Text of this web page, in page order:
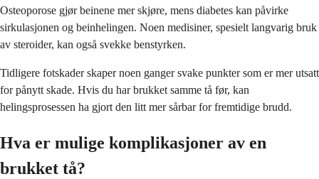
Osteoporose gjør beinene mer skjøre, mens diabetes kan påvirke
sirkulasjonen og beinhelingen. Noen medisiner, spesielt langvarig bruk
av steroider, kan også svekke benstyrken.
Tidligere fotskader skaper noen ganger svake punkter som er mer utsatt
for pånytt skade. Hvis du har brukket samme tå før, kan
helingsprosessen ha gjort den litt mer sårbar for fremtidige brudd.
Hva er mulige komplikasjoner av en
brukket tå?